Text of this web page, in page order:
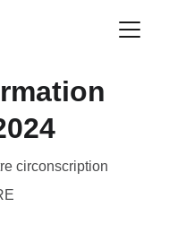
circonscription